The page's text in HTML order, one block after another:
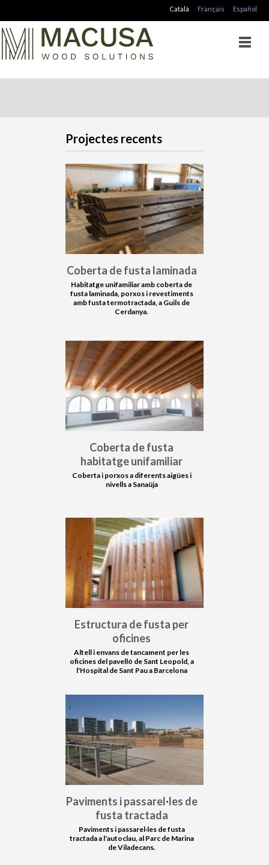
Català Français Español
Projectes recents
Coberta de fusta laminada
Habitatge unifamiliar amb coberta de
fusta laminada, porxos i revestiments
amb fusta termotractada, a Guils de
Cerdanya.
Coberta de fusta
habitatge unifamiliar
Coberta i porxos a diferents aigües i
nivells a Sanaüja
Estructura de fusta per
oficines
Altell i envans de tancament per les
oficines del pavelló de Sant Leopold, a
l'Hospital de Sant Pau a Barcelona
Paviments i passarel·les de
fusta tractada
Paviments i passarel·les de fusta
tractada a l'autoclau, al Parc de Marina
de Viladecans.